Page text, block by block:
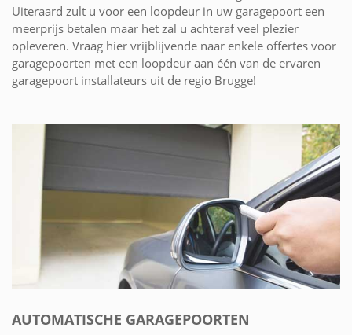
Uiteraard zult u voor een loopdeur in uw garagepoort een
meerprijs betalen maar het zal u achteraf veel plezier
opleveren. Vraag hier vrijblijvende naar enkele offertes voor
garagepoorten met een loopdeur aan één van de ervaren
garagepoort installateurs uit de regio Brugge!
AUTOMATISCHE GARAGEPOORTEN